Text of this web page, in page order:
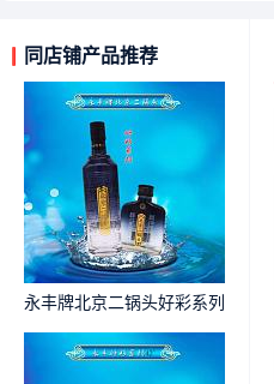
同店铺产品推荐
永丰牌北京二锅头好彩系列